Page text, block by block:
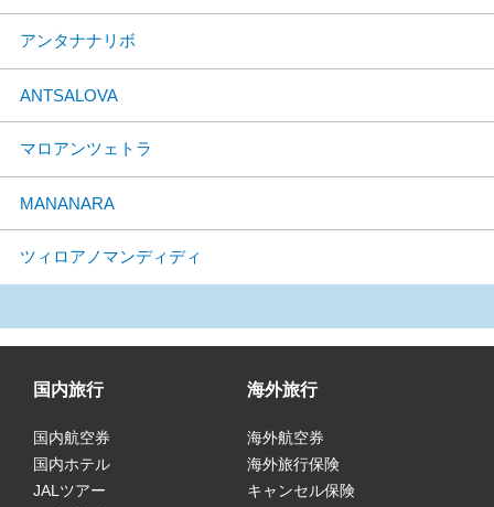
アンタナナリボ
ANTSALOVA
マロアンツェトラ
MANANARA
ツィロアノマンディディ
国内旅行
国内航空券
国内ホテル
JALツアー
海外旅行
海外航空券
海外旅行保険
キャンセル保険